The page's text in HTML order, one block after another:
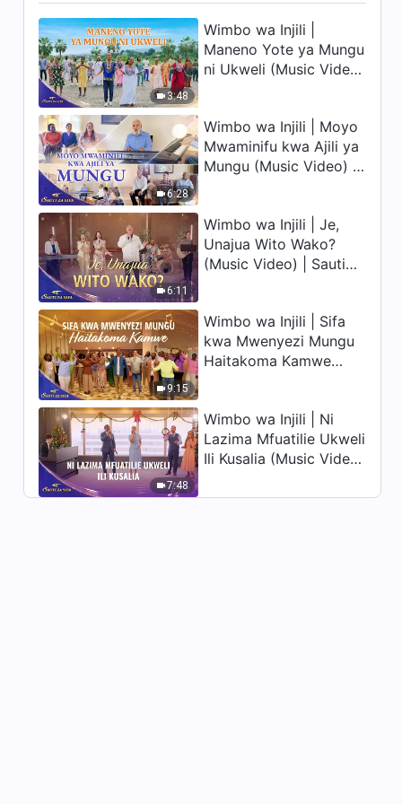
3:48
Wimbo wa Injili |
Maneno Yote ya Mungu
ni Ukweli (Music Video)
6:28
Wimbo wa Injili | Moyo
Mwaminifu kwa Ajili ya
Mungu (Music Video) |
6:11
Wimbo wa Injili | Je,
Unajua Wito Wako?
(Music Video) | Sauti
9:15
Wimbo wa Injili | Sifa
kwa Mwenyezi Mungu
Haitakoma Kamwe
7:48
Wimbo wa Injili | Ni
Lazima Mfuatilie Ukweli
Ili Kusalia (Music Video)